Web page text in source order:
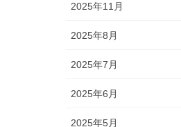
2025年11月
2025年8月
2025年7月
2025年6月
2025年5月